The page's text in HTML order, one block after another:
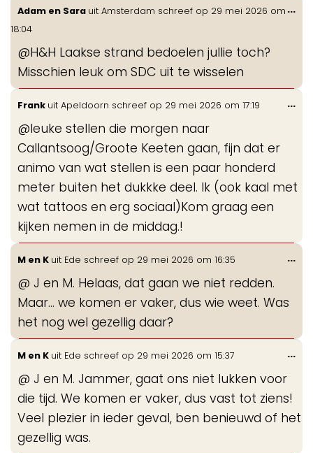
Adam en Sara uit Amsterdam schreef op 29 mei 2026 om
18:04
@H&H Laakse strand bedoelen jullie toch?
Misschien leuk om SDC uit te wisselen
...
Frank uit Apeldoorn schreef op 29 mei 2026 om 17:19
@leuke stellen die morgen naar
Callantsoog/Groote Keeten gaan, fijn dat er
animo van wat stellen is een paar honderd
meter buiten het dukkke deel. Ik (ook kaal met
wat tattoos en erg sociaal)Kom graag een
kijken nemen in de middag.!
...
M en K uit Ede schreef op 29 mei 2026 om 16:35
@ J en M. Helaas, dat gaan we niet redden.
Maar... we komen er vaker, dus wie weet. Was
het nog wel gezellig daar?
...
M en K uit Ede schreef op 29 mei 2026 om 15:37
@ J en M. Jammer, gaat ons niet lukken voor
die tijd. We komen er vaker, dus vast tot ziens!
Veel plezier in ieder geval, ben benieuwd of het
gezellig was.
...